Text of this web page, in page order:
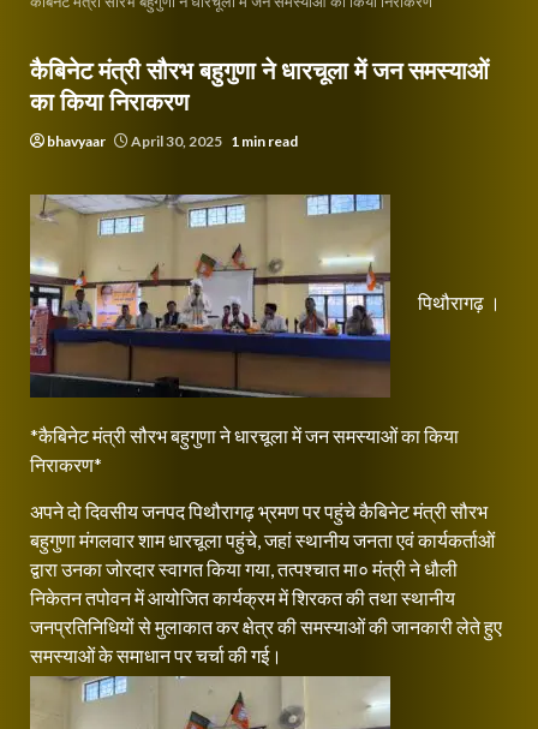
कैबिनेट मंत्री सौरभ बहुगुणा ने धारचूला में जन समस्याओं
का किया निराकरण
bhavyaar April 30, 2025 1 min read
पिथौरागढ़ ।
*कैबिनेट मंत्री सौरभ बहुगुणा ने धारचूला में जन समस्याओं का किया
निराकरण*
अपने दो दिवसीय जनपद पिथौरागढ़ भ्रमण पर पहुंचे कैबिनेट मंत्री सौरभ
बहुगुणा मंगलवार शाम धारचूला पहुंचे, जहां स्थानीय जनता एवं कार्यकर्ताओं
द्वारा उनका जोरदार स्वागत किया गया, तत्पश्चात मा० मंत्री ने धौली
निकेतन तपोवन में आयोजित कार्यक्रम में शिरकत की तथा स्थानीय
जनप्रतिनिधियों से मुलाकात कर क्षेत्र की समस्याओं की जानकारी लेते हुए
समस्याओं के समाधान पर चर्चा की गई।